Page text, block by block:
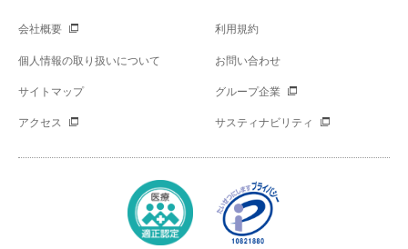
会社概要 利用規約
個人情報の取り扱いについて お問い合わせ
サイトマップ グループ企業
アクセス サスティナビリティ